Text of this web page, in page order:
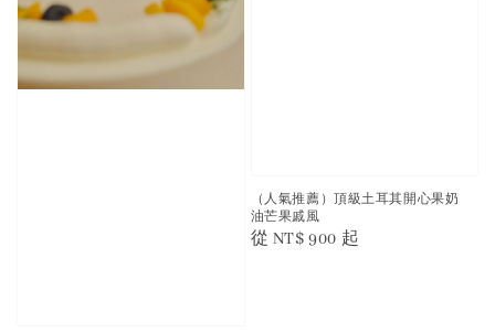
（人氣推薦）頂級土耳其開心果奶
油芒果戚風
Regular
從 NT$ 900 起